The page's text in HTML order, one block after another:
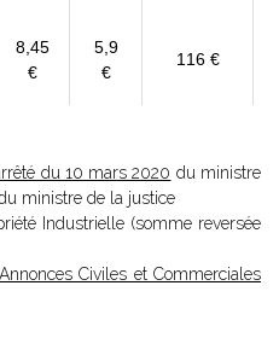
8,45
€
5,9
€
116 €
du 10 mars 2020 du ministre
ministre de la justice
Industrielle (somme reversée
Civiles et Commerciales